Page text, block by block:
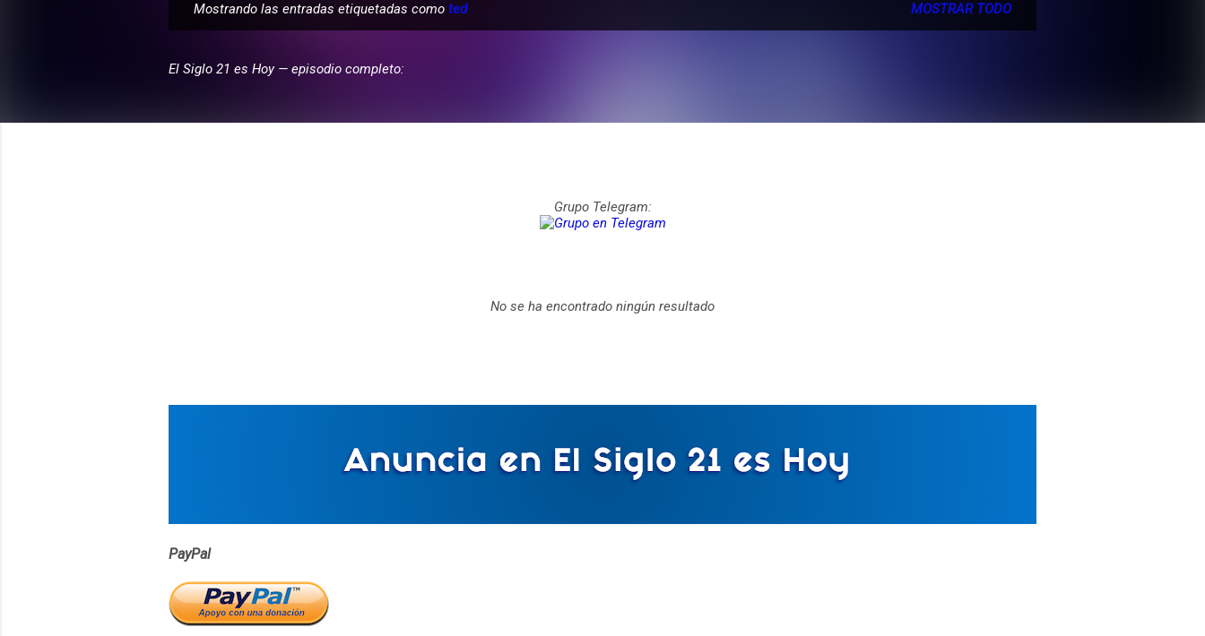
t
Mostrando las entradas etiquetadas como ted MOSTRAR TODO
El Siglo 21 es Hoy — episodio completo:
Grupo Telegram:
No se ha encontrado ningún resultado
PayPal